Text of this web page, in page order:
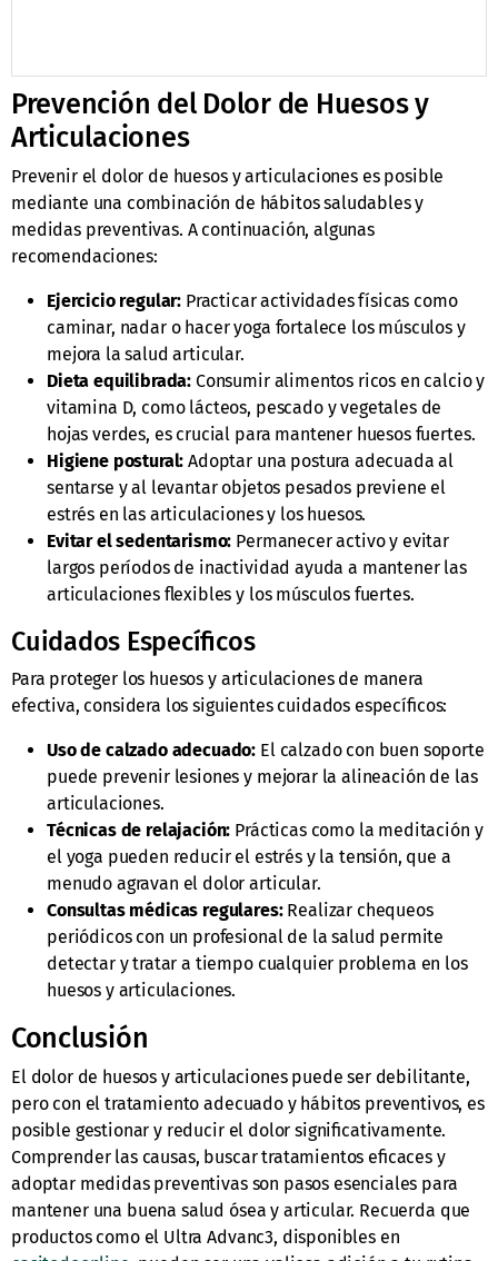
Prevención del Dolor de Huesos y
Articulaciones
Prevenir el dolor de huesos y articulaciones es posible
mediante una combinación de hábitos saludables y
medidas preventivas. A continuación, algunas
recomendaciones:
Ejercicio regular: Practicar actividades físicas como
caminar, nadar o hacer yoga fortalece los músculos y
mejora la salud articular.
Dieta equilibrada: Consumir alimentos ricos en calcio y
vitamina D, como lácteos, pescado y vegetales de
hojas verdes, es crucial para mantener huesos fuertes.
Higiene postural: Adoptar una postura adecuada al
sentarse y al levantar objetos pesados previene el
estrés en las articulaciones y los huesos.
Evitar el sedentarismo: Permanecer activo y evitar
largos períodos de inactividad ayuda a mantener las
articulaciones flexibles y los músculos fuertes.
Cuidados Específicos
Para proteger los huesos y articulaciones de manera
efectiva, considera los siguientes cuidados específicos:
Uso de calzado adecuado: El calzado con buen soporte
puede prevenir lesiones y mejorar la alineación de las
articulaciones.
Técnicas de relajación: Prácticas como la meditación y
el yoga pueden reducir el estrés y la tensión, que a
menudo agravan el dolor articular.
Consultas médicas regulares:Realizar chequeos
periódicos con un profesional de la salud permite
detectar y tratar a tiempo cualquier problema en los
huesos y articulaciones.
Conclusión
El dolor de huesos y articulaciones puede ser debilitante,
pero con el tratamiento adecuado y hábitos preventivos, es
posible gestionar y reducir el dolor significativamente.
Comprender las causas, buscar tratamientos eficaces y
adoptar medidas preventivas son pasos esenciales para
mantener una buena salud ósea y articular. Recuerda que
productos como el Ultra Advanc3, disponibles en